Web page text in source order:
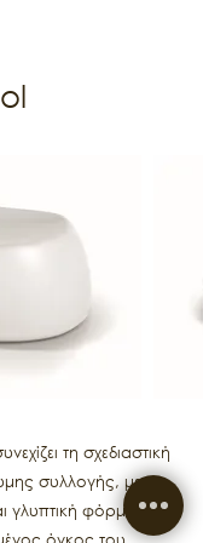
τη σχεδιαστική
συλλογής, με
γλυπτική φόρμα. Ο